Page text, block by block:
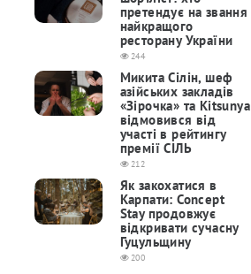
претендує на звання
найкращого
ресторану України
244
Микита Сілін, шеф
азійських закладів
«Зірочка» та Kitsunya
відмовився від
участі в рейтингу
премії СІЛЬ
212
Як закохатися в
Карпати: Concept
Stay продовжує
відкривати сучасну
Гуцульщину
200